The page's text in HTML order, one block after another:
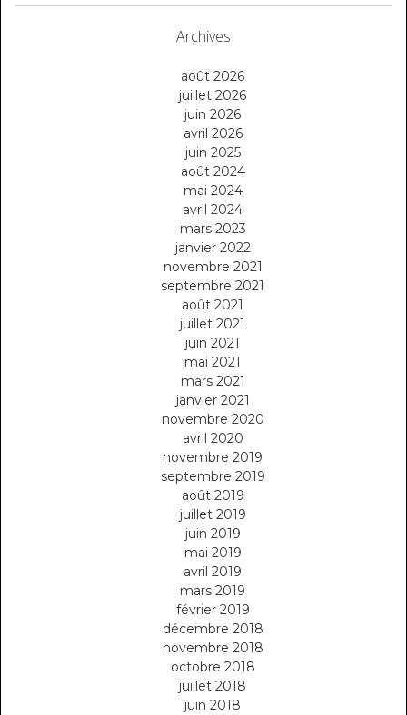
Archives
août 2026
juillet 2026
juin 2026
avril 2026
juin 2025
août 2024
mai 2024
avril 2024
mars 2023
janvier 2022
novembre 2021
septembre 2021
août 2021
juillet 2021
juin 2021
mai 2021
mars 2021
janvier 2021
novembre 2020
avril 2020
novembre 2019
septembre 2019
août 2019
juillet 2019
juin 2019
mai 2019
avril 2019
mars 2019
février 2019
décembre 2018
novembre 2018
octobre 2018
juillet 2018
juin 2018